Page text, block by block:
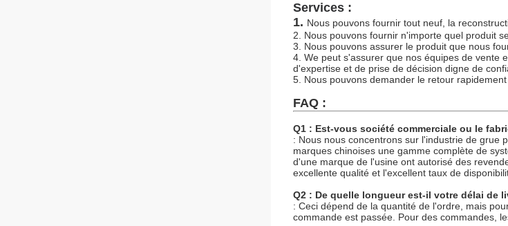
Services :
1. Nous pouvons fournir tout neuf, la
2. Nous pouvons fournir n'importe quel produit
3. Nous pouvons assurer le produit que nous
4. We peut s'assurer que nos équipes de vente
d'expertise et de prise de décision digne de
5. Nous pouvons demander le retour
FAQ :
Q1 : Est-vous société commerciale ou le
: Nous nous concentrons sur l'industrie de grue
marques chinoises une gamme complète de
d'une marque de l'usine ont autorisé des
excellente qualité et l'excellent taux de
Q2 : De quelle longueur est-il votre délai de
: Ceci dépend de la quantité de l'ordre, mais
commande est passée. Pour des commandes,